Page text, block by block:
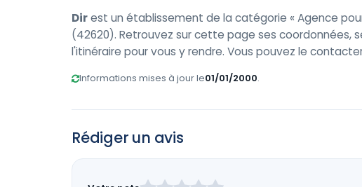
Direst un établissement de la catégorie « Agence
(42620). Retrouvez sur cette page ses coordonnées,
l'itinéraire pour vous y rendre. Vous pouvez le
Informations mises à jour le01/01/2000.
Rédiger un avis